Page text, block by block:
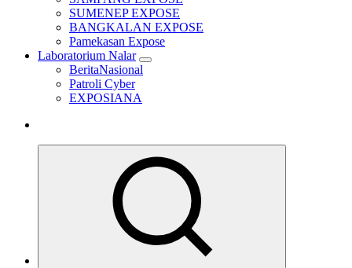
SUMENEP EXPOSE
BANGKALAN EXPOSE
Pamekasan Expose
Laboratorium Nalar
BeritaNasional
Patroli Cyber
EXPOSIANA